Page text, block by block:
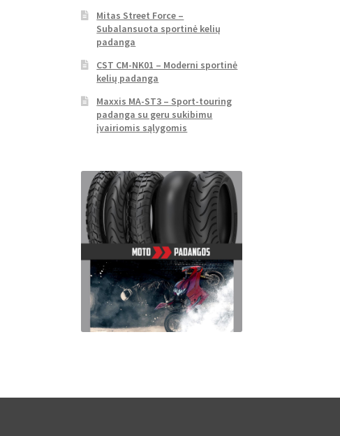
Mitas Street Force –
Subalansuota sportinė kelių
padanga
CST CM-NK01 – Moderni sportinė
kelių padanga
Maxxis MA-ST3 – Sport-touring
padanga su geru sukibimu
įvairiomis sąlygomis